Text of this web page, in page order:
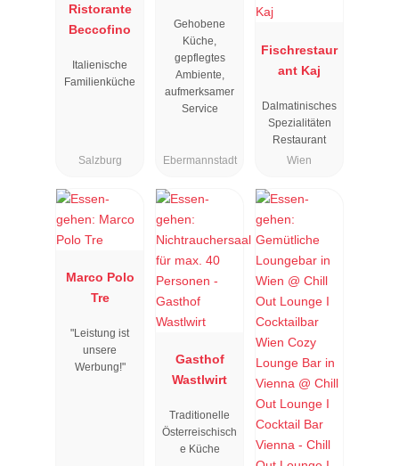
Ristorante
Beccofino
Italienische
Familienküche
Salzburg
"
Gehobene
Küche,
gepflegtes
Ambiente,
aufmerksamer
Service
Ebermannstadt
Fischrestaur
ant Kaj
Dalmatinisches
Spezialitäten
Restaurant
Wien
Marco Polo
Tre
"Leistung ist
unsere
Werbung!"
Gasthof
Wastlwirt
Traditionelle
Österreischisch
e Küche